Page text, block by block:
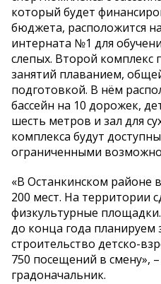
который будет
бюджета, расположится
интерната №1 для
слепых. Второй комплекс
занятий плаванием,
подготовкой. В нём
бассейн на 10 дорожек,
шесть метров и зал для
комплекса будут
ограниченными
«В Останкинском районе
200 мест. На территории
физкультурные
до конца года планируем
строительство детско-
750 посещений в смену»,
градоначальник.